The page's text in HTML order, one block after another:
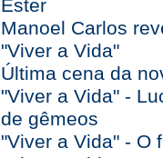
Ester
Manoel Carlos
"Viver a Vida"
Última cena da
"Viver a Vida" -
de gêmeos
"Viver a Vida" - O